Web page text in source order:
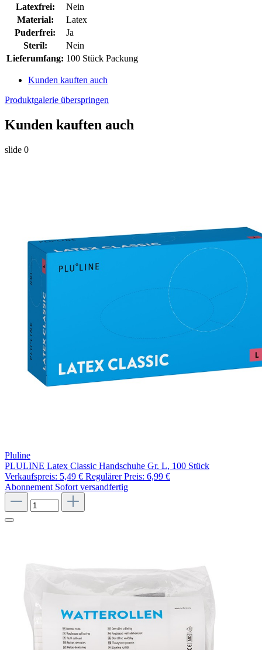
Latexfrei:
Nein
Material:
Latex
Puderfrei:
Ja
Steril:
Nein
Lieferumfang: 100 Stück Packung
Kunden kauften auch
Produktgalerie überspringen
Kunden kauften auch
slide 0
Pluline
PLULINE Latex Classic Handschuhe Gr. L, 100 Stück
Verkaufspreis: 5,49 € Regulärer Preis: 6,99 €
Abonnement Sofort versandfertig